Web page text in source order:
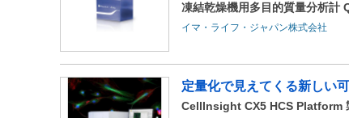
凍結乾燥機用多目的質量分析計
イマ・ライフ・ジャパン株式会社
定量化で見えてくる新しい
CellInsight CX5 HCS Platform